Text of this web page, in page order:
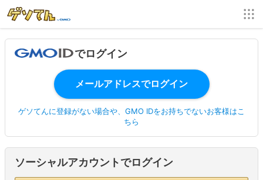
でログイン
ゲソてんに登録がない場合や、GMO IDをお持ちでないお客様はこ
ちら
ソーシャルアカウントでログイン